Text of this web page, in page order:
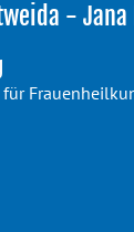
-
für